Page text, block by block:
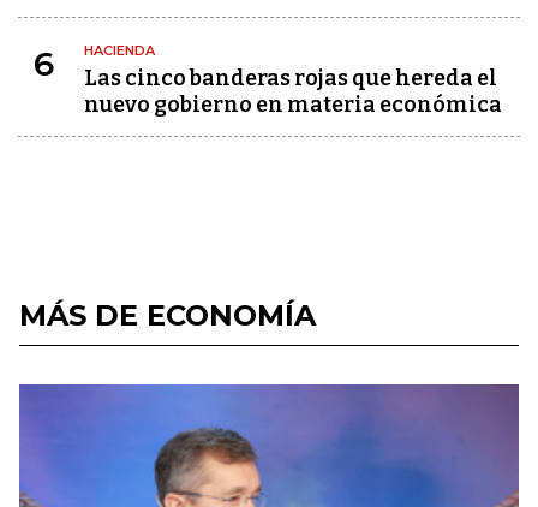
6 HACIENDA
Las cinco banderas rojas que hereda el
nuevo gobierno en materia económica
MÁS DE ECONOMÍA